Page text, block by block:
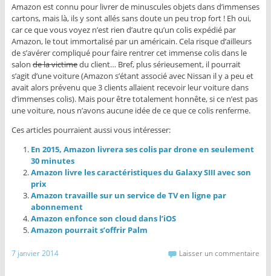
Amazon est connu pour livrer de minuscules objets dans d’immenses
cartons, mais là, ils y sont allés sans doute un peu trop fort ! Eh oui,
car ce que vous voyez n’est rien d’autre qu’un colis expédié par
Amazon, le tout immortalisé par un américain. Cela risque d’ailleurs
de s’avérer compliqué pour faire rentrer cet immense colis dans le
salon de la victimedu client… Bref, plus sérieusement, il pourrait
s’agit d’une voiture (Amazon s’étant associé avec Nissan il y a peu et
avait alors prévenu que 3 clients allaient recevoir leur voiture dans
d’immenses colis). Mais pour être totalement honnête, si ce n’est pas
une voiture, nous n’avons aucune idée de ce que ce colis renferme.
Ces articles pourraient aussi vous intéresser:
En 2015, Amazon livrera ses colis par drone en seulement
30 minutes
Amazon livre les caractéristiques du Galaxy SIII avec son
prix
Amazon travaille sur un service de TV en ligne par
abonnement
Amazon enfonce son cloud dans l’iOS
Amazon pourrait s’offrir Palm
7 janvier 2014 Laisser un commentaire